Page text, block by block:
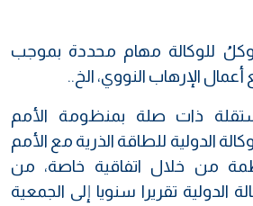
للوكالة مهام محددة بموجب
أعمال الإرهاب النووي، الخ..
ذات صلة بمنظومة الأمم
الدولية للطاقة الذرية مع الأمم
من خلال اتفاقية خاصة، من
الدولية تقريرا سنويا إلى الجمعية